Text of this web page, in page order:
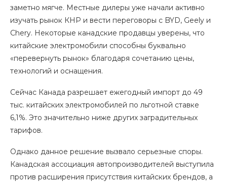
заметно мягче. Местные дилеры уже начали активно
изучать рынок КНР и вести переговоры с BYD, Geely и
Chery. Некоторые канадские продавцы уверены, что
китайские электромобили способны буквально
«перевернуть рынок» благодаря сочетанию цены,
технологий и оснащения.
Сейчас Канада разрешает ежегодный импорт до 49
тыс. китайских электромобилей по льготной ставке
6,1%. Это значительно ниже других заградительных
тарифов.
Однако данное решение вызвало серьезные споры.
Канадская ассоциация автопроизводителей выступила
против расширения присутствия китайских брендов, а